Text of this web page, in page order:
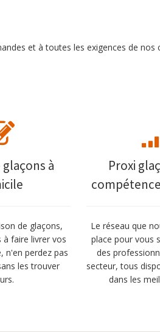
et à toutes les exigences de nos
à
de glaçons,
à faire livrer vos
n'en perdez pas
les trouver
Proxi
Le réseau que
place pour vous
des
secteur, tous
dans les